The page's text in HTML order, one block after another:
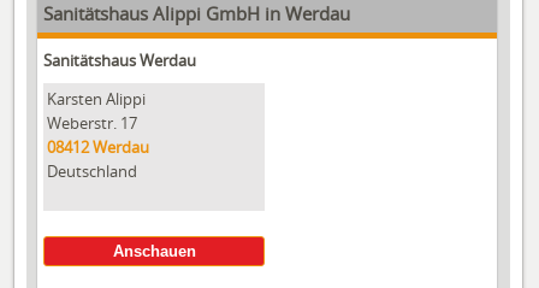
Sanitätshaus Alippi GmbH in Werdau
Sanitätshaus Werdau
Karsten Alippi
Weberstr. 17
08412Werdau
Deutschland
Anschauen